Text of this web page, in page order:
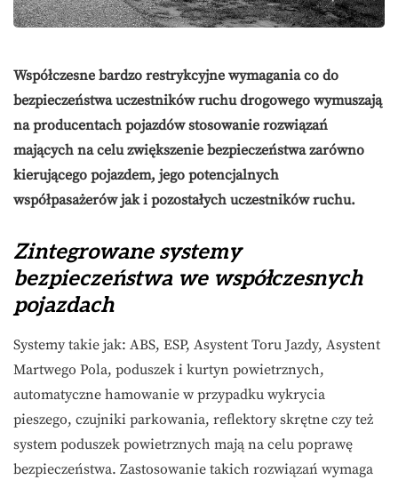
Współczesne bardzo restrykcyjne wymagania co do
bezpieczeństwa uczestników ruchu drogowego wymuszają
na producentach pojazdów stosowanie rozwiązań
mających na celu zwiększenie bezpieczeństwa zarówno
kierującego pojazdem, jego potencjalnych
współpasażerów jak i pozostałych uczestników ruchu.
Zintegrowane systemy
bezpieczeństwa we współczesnych
pojazdach
Systemy takie jak: ABS, ESP, Asystent Toru Jazdy, Asystent
Martwego Pola, poduszek i kurtyn powietrznych,
automatyczne hamowanie w przypadku wykrycia
pieszego, czujniki parkowania, reflektory skrętne czy też
system poduszek powietrznych mają na celu poprawę
bezpieczeństwa. Zastosowanie takich rozwiązań wymaga